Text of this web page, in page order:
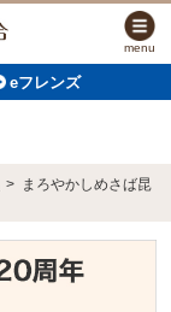
eフレンズ
menu
> まろやかしめさば昆